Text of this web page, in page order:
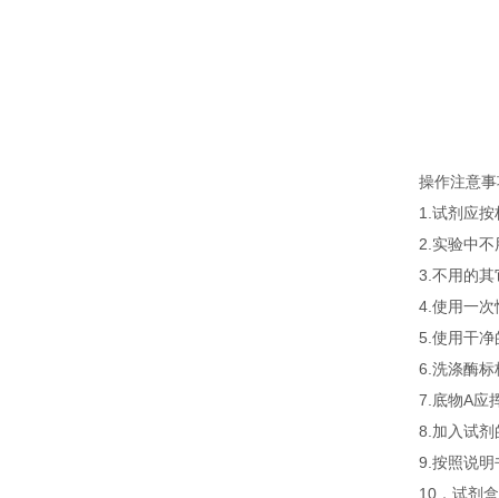
操作注意
1.试剂应
2.实验中
3.不用的其
4.使用一次
5.使用干净
6.洗涤酶标
7.底物A应
8.加入试剂
9.按照说明
10．试剂